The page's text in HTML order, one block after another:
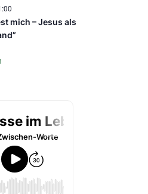
mich – Jesus als